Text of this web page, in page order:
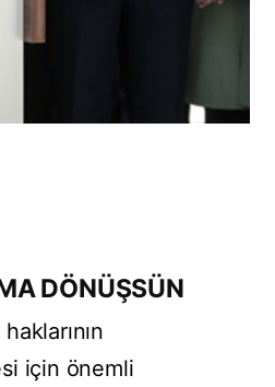
DÖNÜŞSÜN
için önemli